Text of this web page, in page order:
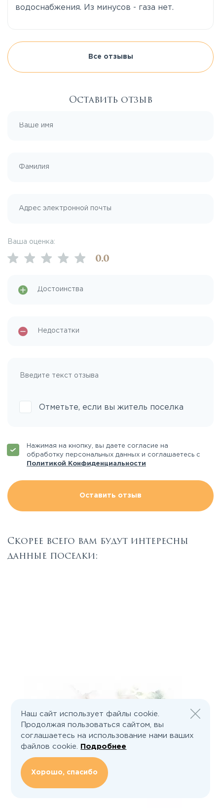
водоснабжения. Из минусов - газа нет.
Все отзывы
Оставить отзыв
Ваша оценка:
0.0
Отметьте, если вы житель поселка
Нажимая на кнопку, вы даете согласие на
обработку персональных данных и соглашаетесь с
Политикой Конфиденциальности
Оставить отзыв
Скорее всего вам будут интересны
данные поселки:
Наш сайт использует файлы cookie.
Продолжая пользоваться сайтом, вы
соглашаетесь на использование нами ваших
файлов cookie.
Подробнее
Хорошо, спасибо